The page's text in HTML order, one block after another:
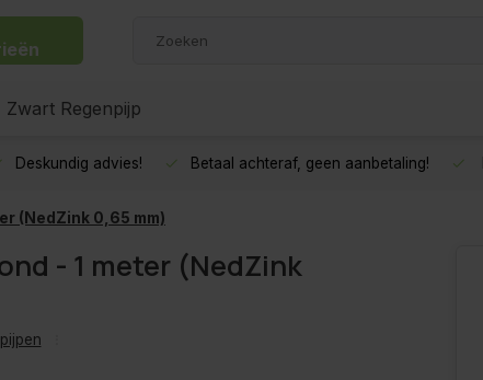
Zwart Regenpijp
Deskundig advies! Betaal achteraf, geen aanbetaling!
(NedZink 0,65 mm)
- 1 meter (NedZink